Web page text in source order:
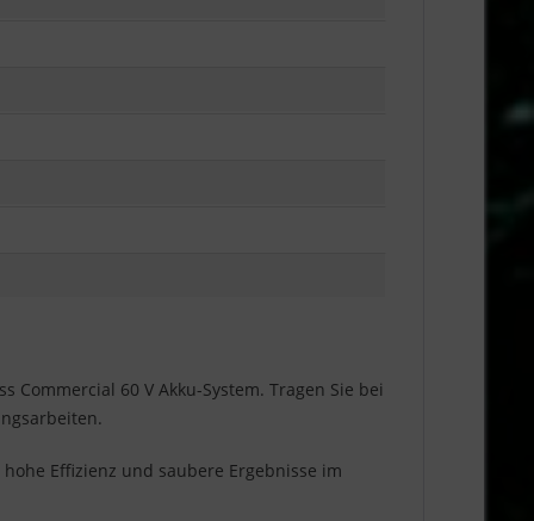
60 V Akku-System. Tragen Sie bei
Effizienz und saubere Ergebnisse im